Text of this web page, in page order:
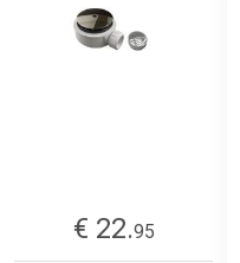
€ 22.95